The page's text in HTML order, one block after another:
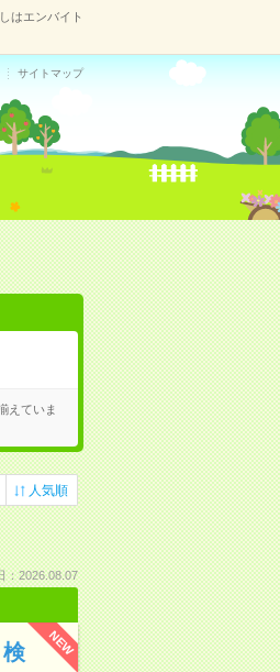
はエンバイト
サイトマップ
えていま
人気順
：2026.08.07
NEW